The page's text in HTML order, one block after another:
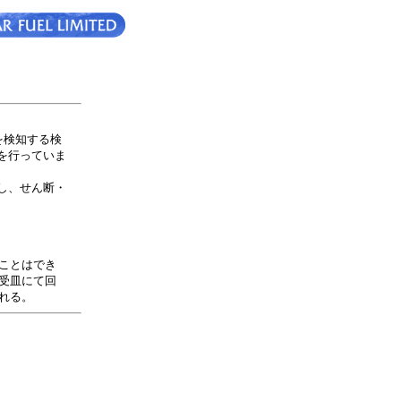
知する検
行っていま
せん断・
とはでき
皿にて回
る。